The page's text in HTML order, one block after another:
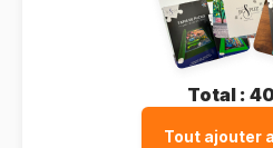
Total :
Tout ajouter